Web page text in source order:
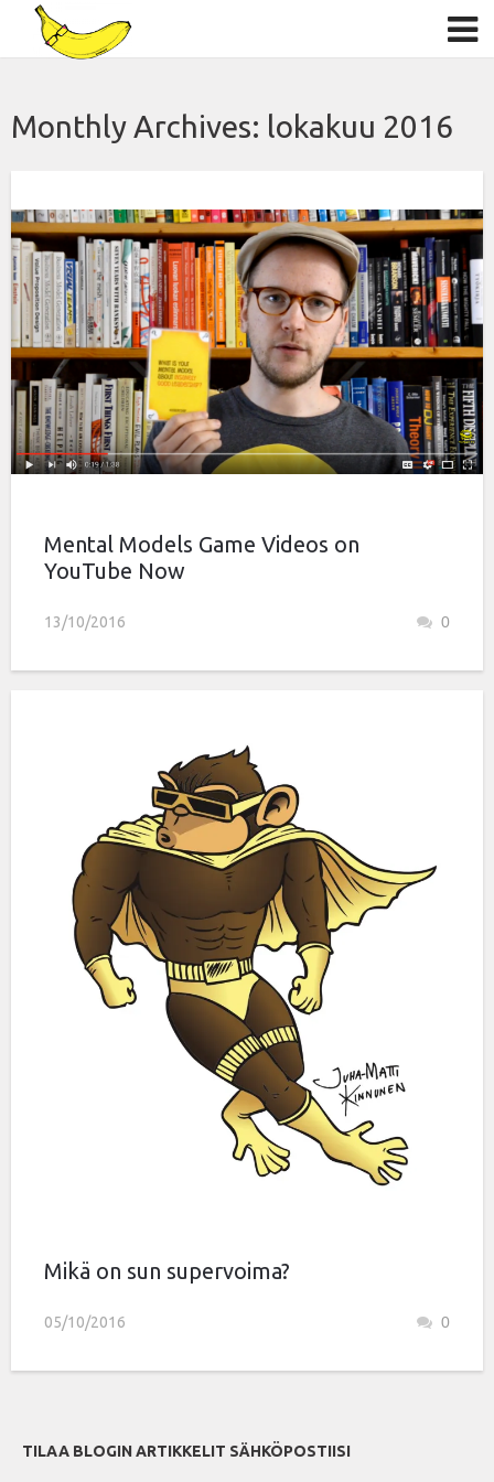
Monthly Archives: lokakuu 2016
Mental Models Game Videos on
YouTube Now
13/10/2016 0
Mikä on sun supervoima?
05/10/2016 0
TILAA BLOGIN ARTIKKELIT SÄHKÖPOSTIISI